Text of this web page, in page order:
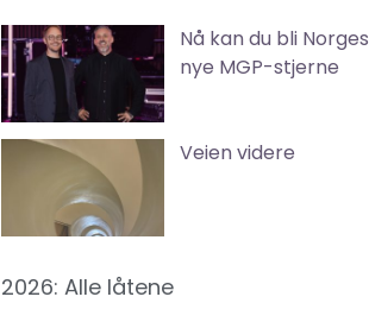
Nå kan du bli Norges
nye MGP-stjerne
Veien videre
2026: Alle låtene